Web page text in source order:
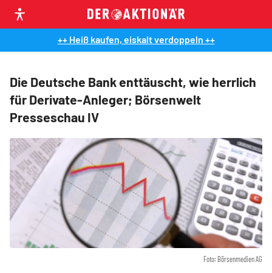
++ Heiß kaufen, eiskalt verdoppeln ++
Die Deutsche Bank enttäuscht, wie herrlich
für Derivate-Anleger; Börsenwelt
Presseschau IV
Foto: Börsenmedien AG